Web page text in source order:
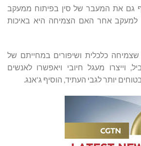
גם את המעבר של סין בפיתוח ממעקב
אחר האם הצמיחה היא באיכות
כלכלית ושיפורים במחייתם של
וייצרו מעגל חיובי ויאפשרו לאנשים
יותר לגבי העתיד, הוסיף ג'אנג.